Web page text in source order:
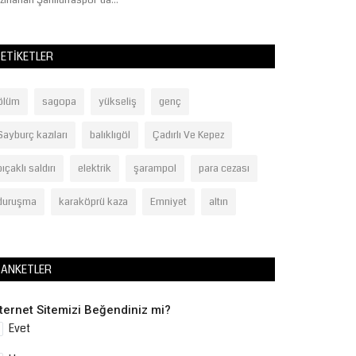
ETIKETLER
sagopa yükseliş genç
kazıları balıklıgöl Çadırlı Ve Kepez
saldırı elektrik şarampol para cezası
karaköprü kaza Emniyet altın
ANKETLER
Sitemizi Beğendiniz mi?
Evet